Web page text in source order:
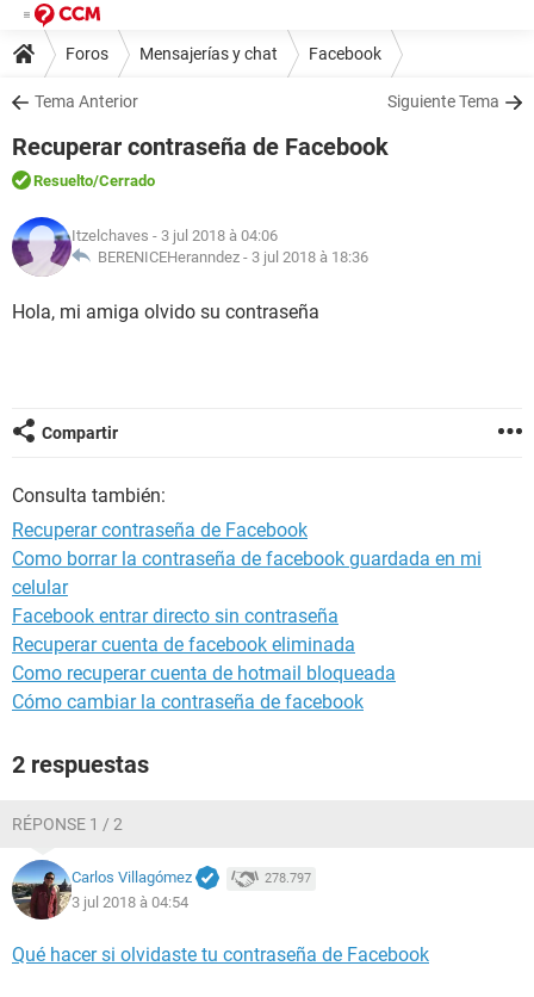
Foros Mensajerías y chat Facebook
Tema Anterior Siguiente Tema
Recuperar contraseña de Facebook
Resuelto/Cerrado
Itzelchaves - 3 jul 2018 à 04:06
BERENICEHeranndez - 3 jul 2018 à 18:36
Hola, mi amiga olvido su contraseña
Compartir
Consulta también:
Recuperar contraseña de Facebook
Como borrar la contraseña de facebook guardada en mi
celular
Facebook entrar directo sin contraseña
Recuperar cuenta de facebook eliminada
Como recuperar cuenta de hotmail bloqueada
Cómo cambiar la contraseña de facebook
2 respuestas
RÉPONSE 1 / 2
Carlos Villagómez 278.797
3 jul 2018 à 04:54
Qué hacer si olvidaste tu contraseña de Facebook